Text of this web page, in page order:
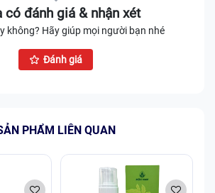
có đánh giá & nhận xét
không? Hãy giúp mọi người bạn nhé
Đánh giá
PHẨM LIÊN QUAN